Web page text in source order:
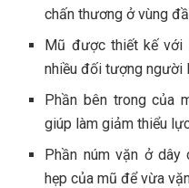
chấn thương ở vùng
Mũ được thiết kế với
nhiều đối tượng người
Phần bên trong của
giúp làm giảm thiểu
Phần núm vặn ở
hẹp của mũ để vừa